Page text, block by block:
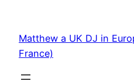
content
Matthew a UK DJ in
France)